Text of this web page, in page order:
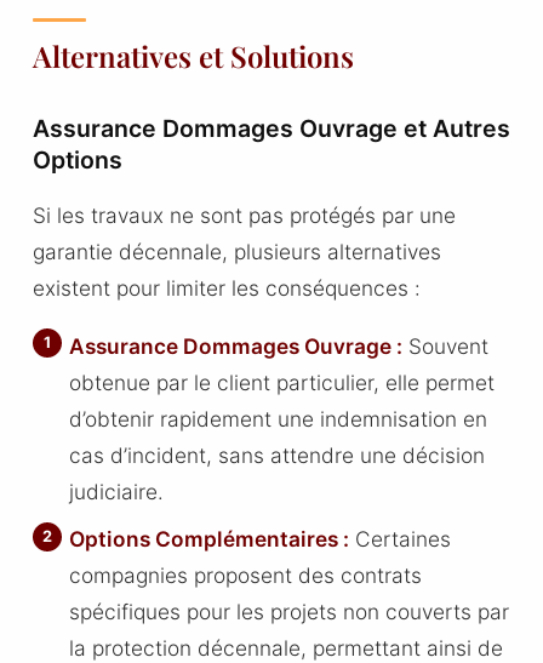
Alternatives et Solutions
Assurance Dommages Ouvrage et Autres
Options
Si les travaux ne sont pas protégés par une
garantie décennale, plusieurs alternatives
existent pour limiter les conséquences :
Assurance Dommages Ouvrage : Souvent
obtenue par le client particulier, elle permet
d’obtenir rapidement une indemnisation en
cas d’incident, sans attendre une décision
judiciaire.
Options Complémentaires : Certaines
compagnies proposent des contrats
spécifiques pour les projets non couverts par
la protection décennale, permettant ainsi de